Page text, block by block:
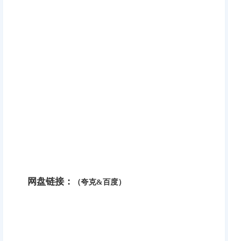
网盘链接： （夸克&百度）